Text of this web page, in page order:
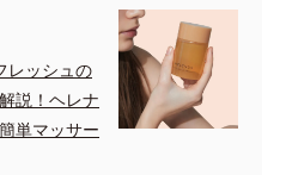
レッシュの
説！ヘレナ
単マッサー